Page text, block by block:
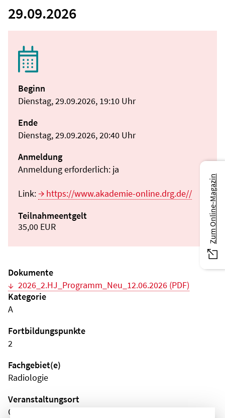
29.09.2026
Beginn
Dienstag, 29.09.2026, 19:10 Uhr
Ende
Dienstag, 29.09.2026, 20:40 Uhr
Anmeldung
Anmeldung erforderlich: ja
Link:
https://www.akademie-online.drg.de//
Teilnahmeentgelt
35,00 EUR
Dokumente
2026_2.HJ_Programm_Neu_12.06.2026 (PDF)
Kategorie
A
Fortbildungspunkte
2
Fachgebiet(e)
Radiologie
Veranstaltungsort
Online
Zum Online-Magazin